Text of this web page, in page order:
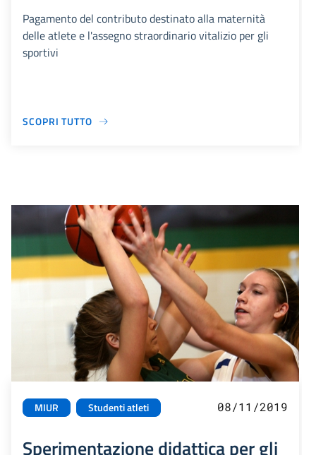
Pagamento del contributo destinato alla maternità
delle atlete e l'assegno straordinario vitalizio per gli
sportivi
SCOPRI TUTTO
MIUR Studenti atleti 08/11/2019
Sperimentazione didattica per gli